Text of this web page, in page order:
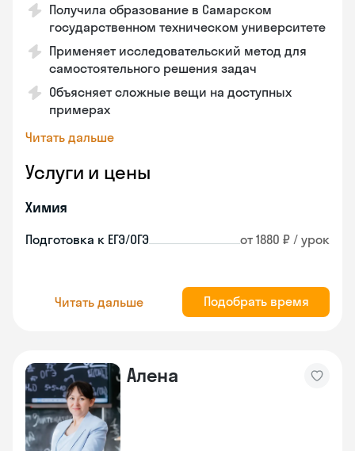
Получила образование в Самарском
государственном техническом университете
Применяет исследовательский метод для
самостоятельного решения задач
Объясняет сложные вещи на доступных
примерах
Читать дальше
Услуги и цены
Химия
Подготовка к ЕГЭ/ОГЭ от 1880 ₽ / урок
Читать дальше Подобрать время
Алена